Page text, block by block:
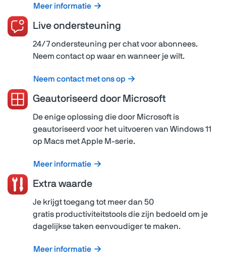
Meer informatie
Live ondersteuning
24/7 ondersteuning per chat voor abonnees.
Neem contact op waar en wanneer je wilt.
Neem contact met ons op
Geautoriseerd door Microsoft
De enige oplossing die door Microsoft is
geautoriseerd voor het uitvoeren van Windows 11
op Macs met Apple M-serie.
Meer informatie
Extra waarde
Je krijgt toegang tot meer dan 50
gratis productiviteitstools die zijn bedoeld om je
dagelijkse taken eenvoudiger te maken.
Meer informatie